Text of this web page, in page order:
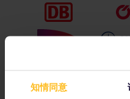
知情同意